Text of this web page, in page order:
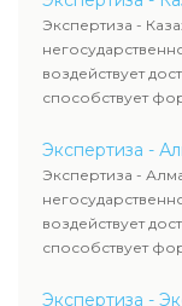
Экспертиза -
воздействует
способствует
Экспертиза -
Экспертиза -
воздействует
способствует
Экспертиза -